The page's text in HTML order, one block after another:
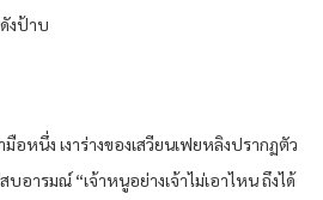
งป้าบ
หนึ่ง เงาร่างของเสวียนเฟยหลิงปรากฏตัว
อารมณ์ “เจ้าหนูอย่างเจ้าไม่เอาไหน ถึงได้